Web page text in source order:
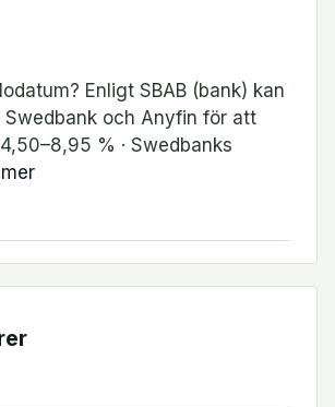
Enligt SBAB (bank) kan
Swedbank och Anyfin för att
% · Swedbanks